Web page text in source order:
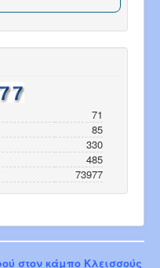
71
85
330
485
73977
στον κάμπο Κλεισσούς